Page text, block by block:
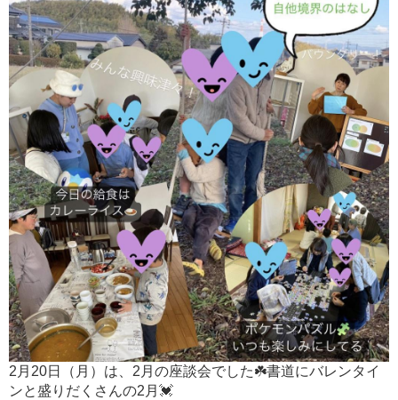
2月20日（月）は、2月の座談会でした☘️書道にバレンタイ
ンと盛りだくさんの2月💓